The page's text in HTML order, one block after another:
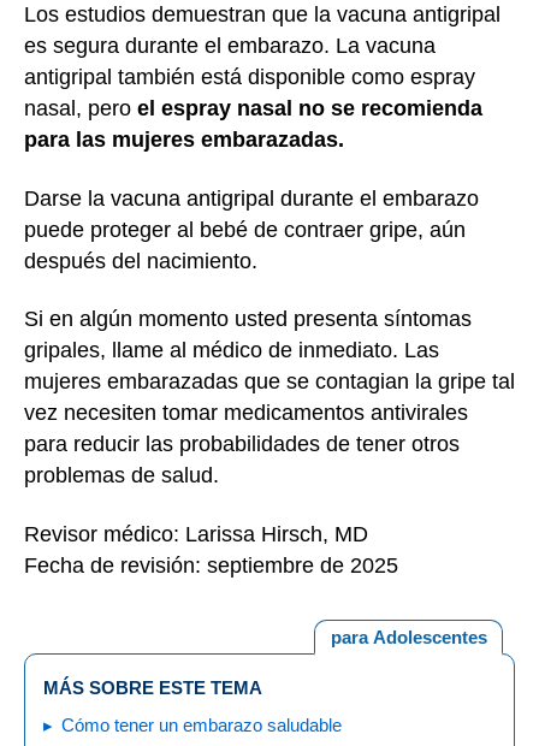
Los estudios demuestran que la vacuna antigripal
es segura durante el embarazo. La vacuna
antigripal también está disponible como espray
nasal, pero el espray nasal no se recomienda
para las mujeres embarazadas.
Darse la vacuna antigripal durante el embarazo
puede proteger al bebé de contraer gripe, aún
después del nacimiento.
Si en algún momento usted presenta síntomas
gripales, llame al médico de inmediato. Las
mujeres embarazadas que se contagian la gripe tal
vez necesiten tomar medicamentos antivirales
para reducir las probabilidades de tener otros
problemas de salud.
Revisor médico: Larissa Hirsch, MD
Fecha de revisión: septiembre de 2025
para Adolescentes
MÁS SOBRE ESTE TEMA
Cómo tener un embarazo saludable